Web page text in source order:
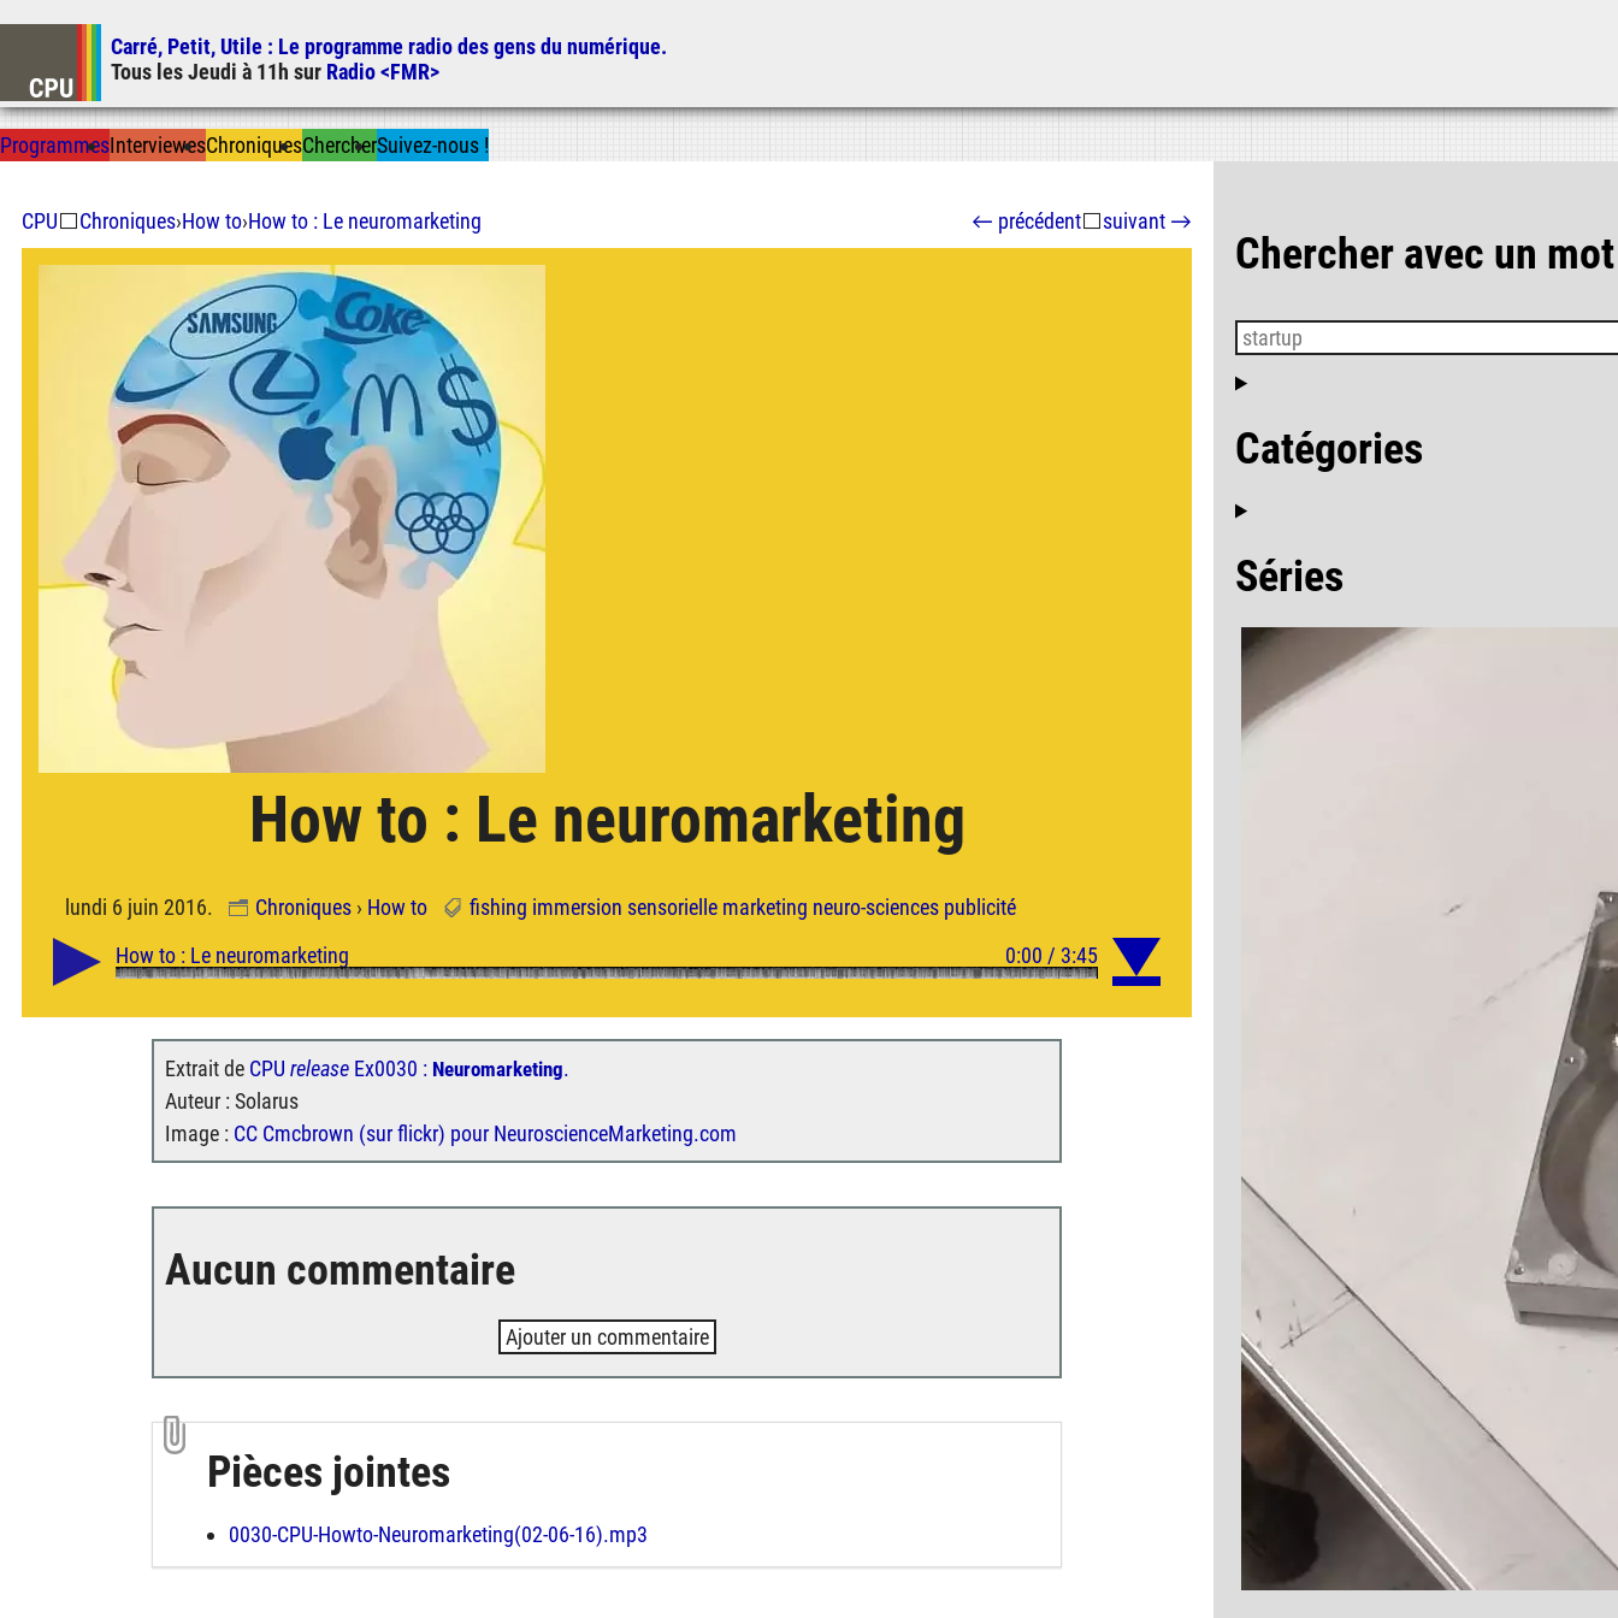
Aller à la recherche
Carré, Petit, Utile : Le programme radio des gens du numérique.
Tous lesJeudi à 11h sur Radio <FMR>
ProgrammesInterviewesChroniquesChercherSuivez-nous !
CPU⬜Chroniques›How to›How to : Le neuromarketing ← précédent⬜suivant →
How to : Le neuromarketing
lundi 6 juin 2016. Chroniques › How to fishing immersion sensorielle marketing neuro-sciences publicité
Extrait de CPU release Ex0030 : Neuromarketing.
Auteur : Solarus
Image : CC Cmcbrown (sur flickr) pour NeuroscienceMarketing.com
Aucun commentaire
Ajouter un commentaire
Pièces jointes
0030-CPU-Howto-Neuromarketing(02-06-16).mp3
Chercher avec un mot
Catégories
Séries